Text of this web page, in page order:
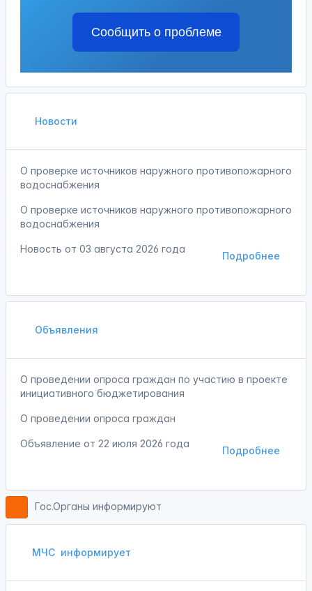
Сообщить о проблеме
Новости
О проверке источников наружного противопожарного
водоснабжения
О проверке источников наружного противопожарного
водоснабжения
Подробнее
Новость от 03 августа 2026 года
Объявления
О проведении опроса граждан по участию в проекте
инициативного бюджетирования
О проведении опроса граждан
Подробнее
Объявление от 22 июля 2026 года
Гос.Органы информируют
МЧС информирует